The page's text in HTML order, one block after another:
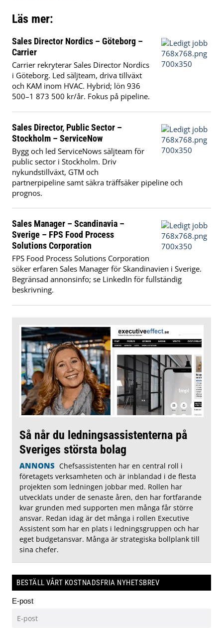
Läs mer:
Sales Director Nordics – Göteborg –
Carrier
Carrier rekryterar Sales Director Nordics
i Göteborg. Led säljteam, driva tillväxt
och KAM inom HVAC. Hybrid; lön 936
500–1 873 500 kr/år. Fokus på pipeline.
Sales Director, Public Sector –
Stockholm – ServiceNow
Bygg och led ServiceNows säljteam för
public sector i Stockholm. Driv
nykundstillväxt, GTM och
partnerpipeline samt säkra träffsäker pipeline och
prognos.
Sales Manager – Scandinavia –
Sverige – FPS Food Process
Solutions Corporation
FPS Food Process Solutions Corporation
söker erfaren Sales Manager för Skandinavien i Sverige.
Begränsad annonsinfo; se LinkedIn för fullständig
beskrivning.
Så når du ledningsassistenterna på
Sveriges största bolag
ANNONS Chefsassistenten har en central roll i
företagets verksamheten och är inblandad i de flesta
projekten som ledningen jobbar med. Rollen har
utvecklats under de senaste åren, den har fortfarande
kvar grunden med supporten men många får större
ansvar. Redan idag är det många i rollen Executive
Assistent som har en plats i ledningsgruppen och har
eget budgetansvar. Många är strategiska bollplank till
sina chefer.
BESTÄLL VÅRT KOSTNADSFRIA NYHETSBREV
E-post